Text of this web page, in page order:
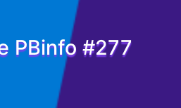
PBinfo #277